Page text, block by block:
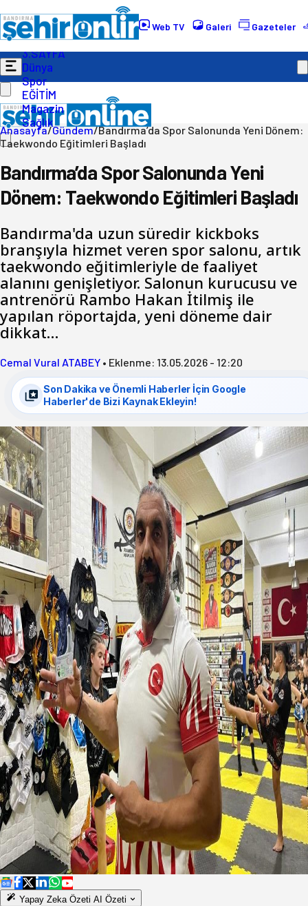
Web TV Galeri Gazeteler
Gündem
Ekonomi
Politika
3.SAYFA
Dünya
Spor
EĞİTİM
Magazin
Sağlık
Anasayfa/Gündem/Bandırma’da Spor Salonunda Yeni Dönem:
Taekwondo Eğitimleri Başladı
Bandırma’da Spor Salonunda Yeni
Dönem: Taekwondo Eğitimleri Başladı
Bandırma'da uzun süredir kickboks
branşıyla hizmet veren spor salonu, artık
taekwondo eğitimleriyle de faaliyet
alanını genişletiyor. Salonun kurucusu ve
antrenörü Rambo Hakan İtilmiş ile
yapılan röportajda, yeni döneme dair
dikkat…
Cemal Vural ATABEY • Eklenme: 13.05.2026 - 12:20
Son Dakika ve Önemli Haberler İçin Google
Haberler'de Bizi Kaynak Ekleyin!
Yapay Zeka Özeti AI Özeti